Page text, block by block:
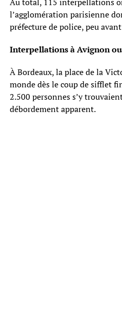
l’agglomération parisienne
préfecture de police, peu
Interpellations à Avignon
À Bordeaux, la place de la
monde dès le coup de sifflet
2.500 personnes s’y
débordement apparent.